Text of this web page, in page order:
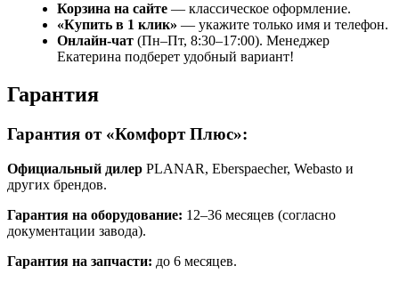
Корзина на сайте — классическое оформление.
«Купить в 1 клик» — укажите только имя и телефон.
Онлайн-чат (Пн–Пт, 8:30–17:00). Менеджер
Екатерина подберет удобный вариант!
Гарантия
Гарантия от «Комфорт Плюс»:
Официальный дилер PLANAR, Eberspaecher, Webasto и
других брендов.
Гарантия на оборудование: 12–36 месяцев (согласно
документации завода).
Гарантия на запчасти: до 6 месяцев.